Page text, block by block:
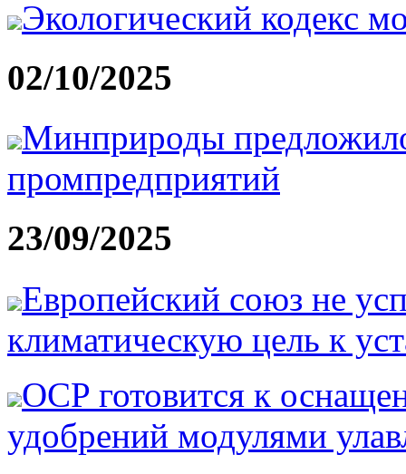
Экологический кодекс
02/10/2025
Минприроды
промпредприятий
23/09/2025
Европейский союз не
климатическую цель к
OCP готовится к
удобрений модулями